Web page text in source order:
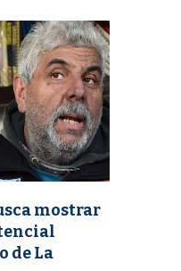
mostrar
de La